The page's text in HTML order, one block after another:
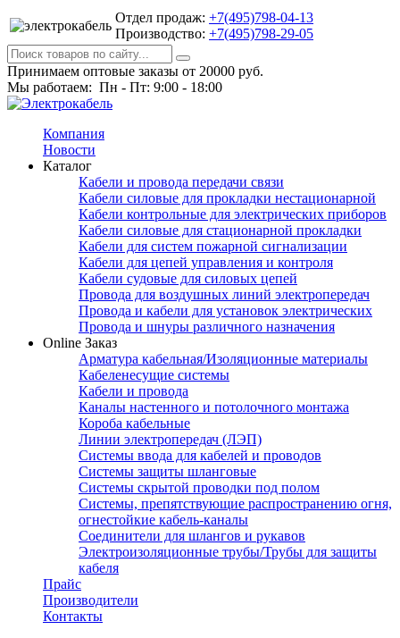
Отдел продаж: +7(495)798-04-13
Производство: +7(495)798-29-05
Принимаем оптовые заказы от 20000 руб.
Мы работаем: Пн - Пт: 9:00 - 18:00
Компания
Новости
Каталог
Кабели и провода передачи связи
Кабели силовые для прокладки нестационарной
Кабели контрольные для электрических приборов
Кабели силовые для стационарной прокладки
Кабели для систем пожарной сигнализации
Кабели для цепей управления и контроля
Кабели судовые для силовых цепей
Провода для воздушных линий электропередач
Провода и кабели для установок электрических
Провода и шнуры различного назначения
Online Заказ
Арматура кабельная/Изоляционные материалы
Кабеленесущие системы
Кабели и провода
Каналы настенного и потолочного монтажа
Короба кабельные
Линии электропередач (ЛЭП)
Системы ввода для кабелей и проводов
Системы защиты шланговые
Системы скрытой проводки под полом
Системы, препятствующие распространению огня,
огнестойкие кабель-каналы
Соединители для шлангов и рукавов
Электроизоляционные трубы/Трубы для защиты
кабеля
Прайс
Производители
Контакты